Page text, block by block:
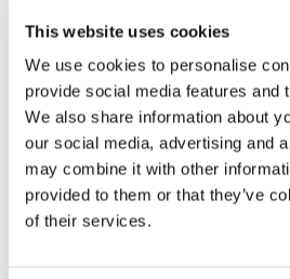
This website uses cookies
We use cookies to personalise
provide social media features and
We also share information about
our social media, advertising and
may combine it with other
provided to them or that they’ve
of their services.